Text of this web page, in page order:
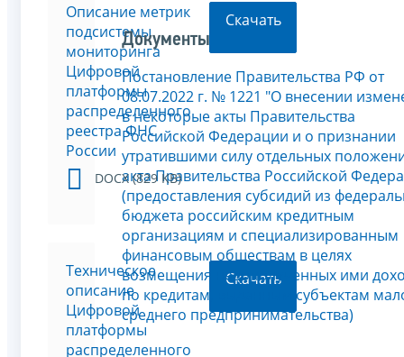
Описание метрик
подсистемы
мониторинга
Цифровой
платформы
распределенного
реестра ФНС
России
DOCX (829 KB)
Скачать
Техническое
описание
Цифровой
платформы
распределенного
Скачать
Документы
Постановление Правительства РФ от
08.07.2022 г. № 1221 "О внесении
в некоторые акты Правительства
Российской Федерации и о признании
утратившими силу отдельных
акта Правительства Российской
(предоставления субсидий из
бюджета российским кредитным
организациям и специализированным
финансовым обществам в целях
возмещения недополученных ими
по кредитам, выданным субъектам
среднего предпринимательства)